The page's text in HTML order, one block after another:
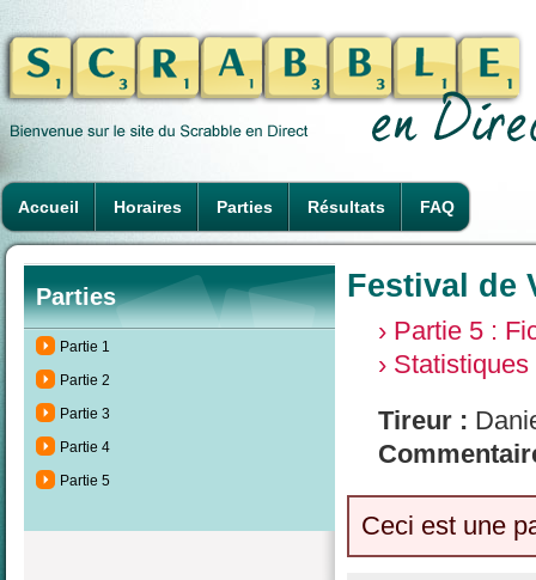
Accueil Horaires Parties Résultats FAQ
Parties
Partie 1
Partie 2
Partie 3
Partie 4
Partie 5
Festival de
› Partie 5 :
› Statistiques
Tireur :
Ceci est une